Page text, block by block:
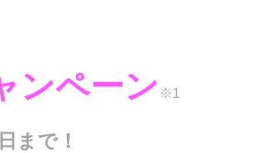
ンペーン ※1
まで！